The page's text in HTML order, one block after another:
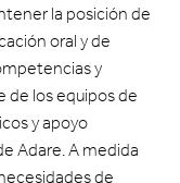
la posición de
oral y de
y
de los equipos de
y apoyo
Adare. A medida
de